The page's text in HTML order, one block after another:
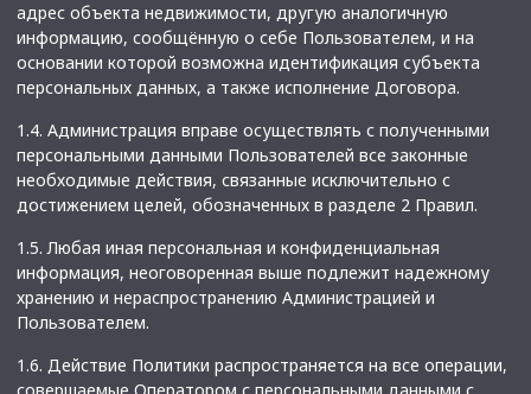
адрес объекта недвижимости, другую аналогичную
информацию, сообщённую о себе Пользователем, и на
основании которой возможна идентификация субъекта
персональных данных, а также исполнение Договора.
1.4. Администрация вправе осуществлять с полученными
персональными данными Пользователей все законные
необходимые действия, связанные исключительно с
достижением целей, обозначенных в разделе 2 Правил.
1.5. Любая иная персональная и конфиденциальная
информация, неоговоренная выше подлежит надежному
хранению и нераспространению Администрацией и
Пользователем.
1.6. Действие Политики распространяется на все операции,